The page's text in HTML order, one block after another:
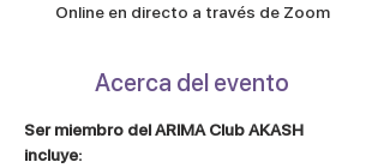
Online en directo a través de Zoom
Acerca del evento
Ser miembro del ARIMA Club AKASH
incluye: